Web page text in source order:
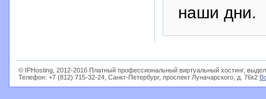
наши дни.
© IPHosting, 2012-2016 Платный профессиональный виртуальный хостинг,
Телефон: +7 (812) 715-32-24, Санкт-Петербург, проспект Луначарского, д. 76к2